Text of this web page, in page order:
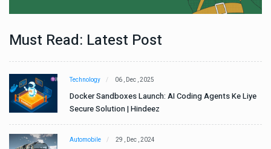
Must Read: Latest Post
Technology 06 , Dec , 2025
Docker Sandboxes Launch: AI Coding Agents Ke Liye
Secure Solution | Hindeez
Automobile 29 , Dec , 2024